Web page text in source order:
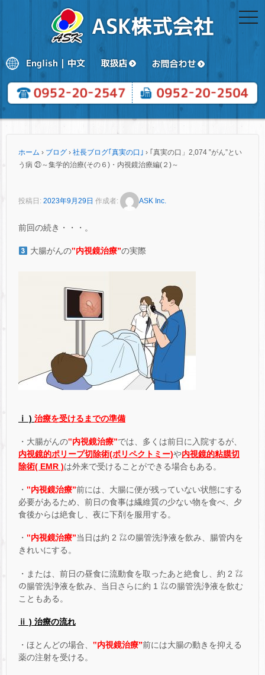
ホーム › ブログ › 社長ブログ｢真実の口｣ › ｢真実の口」2,074 ‟がん”とい
う病 ㉑～集学的治療(その６)・内視鏡治療編(２)～
投稿日: 2023年9月29日 作成者: ASK Inc.
前回の続き・・・。
大腸がんの‟内視鏡治療”の実際
ⅰ ) 治療を受けるまでの準備
・大腸がんの‟内視鏡治療”では、多くは前日に入院するが、
内視鏡的ポリープ切除術(ポリペクトミー)や内視鏡的粘膜切
除術( EMR )は外来で受けることができる場合もある。
・ ‟内視鏡治療”前には、大腸に便が残っていない状態にする
必要があるため、前日の食事は繊維質の少ない物を食べ、夕
食後からは絶食し、夜に下剤を服用する。
・ ‟内視鏡治療”当日は約 2 ㍑の腸管洗浄液を飲み、腸管内を
きれいにする。
・または、前日の昼食に流動食を取ったあと絶食し、約 2 ㍑
の腸管洗浄液を飲み、当日さらに約 1 ㍑の腸管洗浄液を飲む
こともある。
ⅱ ) 治療の流れ
・ほとんどの場合、 ‟内視鏡治療”前には大腸の動きを抑える
薬の注射を受ける。